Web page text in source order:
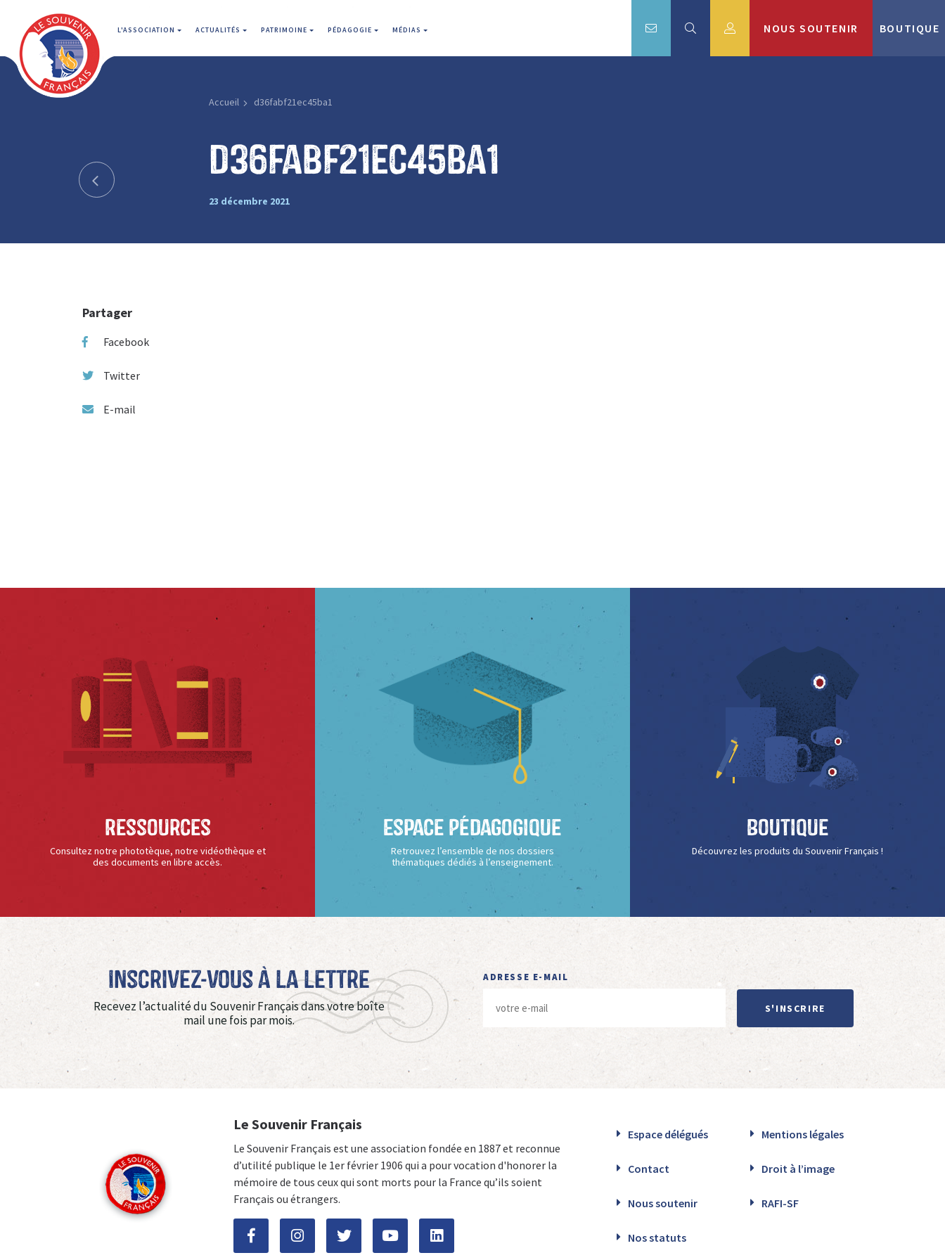
L'ASSOCIATION ACTUALITÉS PATRIMOINE PÉDAGOGIE MÉDIAS NOUS SOUTENIR BOUTIQUE
Accueil d36fabf21ec45ba1
d36fabf21ec45ba1
23 décembre 2021
Partager
Facebook
Twitter
E-mail
Ressources
Consultez notre phototèque, notre vidéothèque et
des documents en libre accès.
Espace Pédagogique
Retrouvez l’ensemble de nos dossiers
thématiques dédiés à l’enseignement.
Boutique
Découvrez les produits du Souvenir Français !
Inscrivez-vous à La Lettre
Recevez l’actualité du Souvenir Français dans votre boîte
mail une fois par mois.
ADRESSE E-MAIL
S'INSCRIRE
Le Souvenir Français
Le Souvenir Français est une association fondée en 1887 et reconnue
d’utilité publique le 1er février 1906 qui a pour vocation d'honorer la
mémoire de tous ceux qui sont morts pour la France qu’ils soient
Français ou étrangers.
Espace délégués Mentions légales
Contact Droit à l’image
Nous soutenir RAFI-SF
Nos statuts